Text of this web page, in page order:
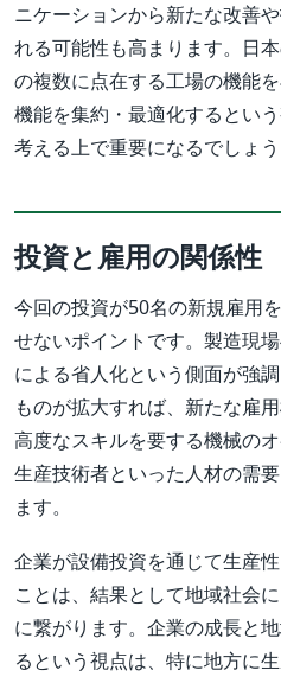
ニケーションから新たな改善
れる可能性も高まります。日
の複数に点在する工場の機能
機能を集約・最適化するとい
考える上で重要になるでしょう
投資と雇用の関係性
今回の投資が50名の新規雇用
せないポイントです。製造現
による省人化という側面が強
ものが拡大すれば、新たな雇
高度なスキルを要する機械の
生産技術者といった人材の需
ます。
企業が設備投資を通じて生産
ことは、結果として地域社会
に繋がります。企業の成長と
るという視点は、特に地方に